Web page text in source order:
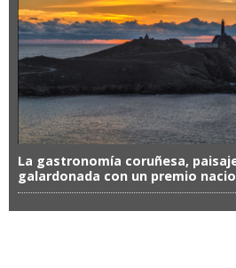
La gastronomía coruñesa,
galardonada con un premio